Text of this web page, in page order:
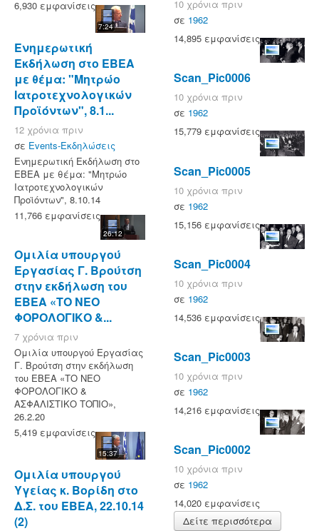
6,930 εμφανίσεις
7:24
Ενημερωτική
Εκδήλωση στο ΕΒΕΑ
με θέμα: "Μητρώο
Ιατροτεχνολογικών
Προϊόντων", 8.1...
12 χρόνια πριν
σε Events-Εκδηλώσεις
Ενημερωτική Εκδήλωση στο
ΕΒΕΑ με θέμα: "Μητρώο
Ιατροτεχνολογικών
Προϊόντων", 8.10.14
11,766 εμφανίσεις
26:12
Ομιλία υπουργού
Εργασίας Γ. Βρούτση
στην εκδήλωση του
ΕΒΕΑ «ΤΟ ΝΕΟ
ΦΟΡΟΛΟΓΙΚΟ &...
7 χρόνια πριν
Ομιλία υπουργού Εργασίας
Γ. Βρούτση στην εκδήλωση
του ΕΒΕΑ «ΤΟ ΝΕΟ
ΦΟΡΟΛΟΓΙΚΟ &
ΑΣΦΑΛΙΣΤΙΚΟ ΤΟΠΙΟ»,
26.2.20
5,419 εμφανίσεις
15:37
Ομιλία υπουργού
Υγείας κ. Βορίδη στο
Δ.Σ. του ΕΒΕΑ, 22.10.14
(2)
10 χρόνια πριν
σε 1962
14,895 εμφανίσεις
Scan_Pic0006
10 χρόνια πριν
σε 1962
15,779 εμφανίσεις
Scan_Pic0005
10 χρόνια πριν
σε 1962
15,156 εμφανίσεις
Scan_Pic0004
10 χρόνια πριν
σε 1962
14,536 εμφανίσεις
Scan_Pic0003
10 χρόνια πριν
σε 1962
14,216 εμφανίσεις
Scan_Pic0002
10 χρόνια πριν
σε 1962
14,020 εμφανίσεις
Δείτε περισσότερα